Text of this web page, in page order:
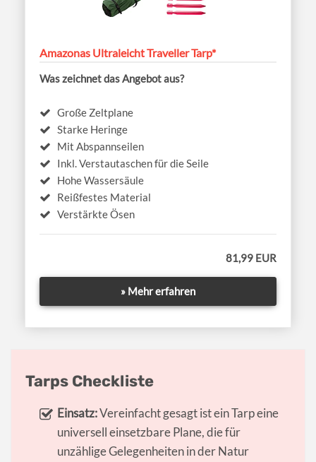
Amazonas Ultraleicht Traveller Tarp*
Was zeichnet das Angebot aus?
Große Zeltplane
Starke Heringe
Mit Abspannseilen
Inkl. Verstautaschen für die Seile
Hohe Wassersäule
Reißfestes Material
Verstärkte Ösen
81,99 EUR
» Mehr erfahren
Tarps Checkliste
Einsatz:Vereinfacht gesagt ist ein Tarp eine
universell einsetzbare Plane, die für
unzählige Gelegenheiten in der Natur